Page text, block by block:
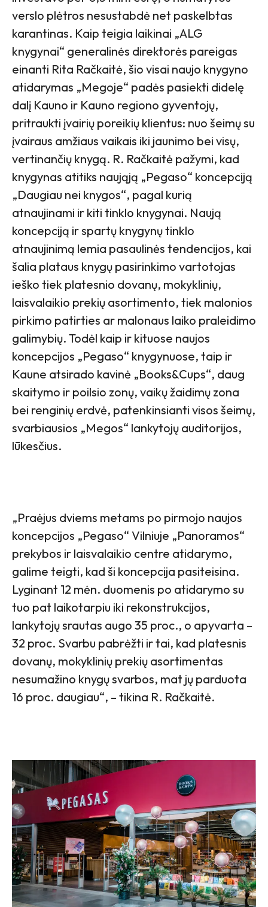
verslo plėtros nesustabdė net paskelbtas
karantinas. Kaip teigia laikinai „ALG
knygynai“ generalinės direktorės pareigas
einanti Rita Račkaitė, šio visai naujo knygyno
atidarymas „Megoje“ padės pasiekti didelę
dalį Kauno ir Kauno regiono gyventojų,
pritraukti įvairių poreikių klientus: nuo šeimų su
įvairaus amžiaus vaikais iki jaunimo bei visų,
vertinančių knygą. R. Račkaitė pažymi, kad
knygynas atitiks naująją „Pegaso“ koncepciją
„Daugiau nei knygos“, pagal kurią
atnaujinami ir kiti tinklo knygynai. Naują
koncepciją ir spartų knygynų tinklo
atnaujinimą lemia pasaulinės tendencijos, kai
šalia plataus knygų pasirinkimo vartotojas
ieško tiek platesnio dovanų, mokyklinių,
laisvalaikio prekių asortimento, tiek malonios
pirkimo patirties ar malonaus laiko praleidimo
galimybių. Todėl kaip ir kituose naujos
koncepcijos „Pegaso“ knygynuose, taip ir
Kaune atsirado kavinė „Books&Cups“, daug
skaitymo ir poilsio zonų, vaikų žaidimų zona
bei renginių erdvė, patenkinsianti visos šeimų,
svarbiausios „Megos“ lankytojų auditorijos,
lūkesčius.
„Praėjus dviems metams po pirmojo naujos
koncepcijos „Pegaso“ Vilniuje „Panoramos“
prekybos ir laisvalaikio centre atidarymo,
galime teigti, kad ši koncepcija pasiteisina.
Lyginant 12 mėn. duomenis po atidarymo su
tuo pat laikotarpiu iki rekonstrukcijos,
lankytojų srautas augo 35 proc., o apyvarta –
32 proc. Svarbu pabrėžti ir tai, kad platesnis
dovanų, mokyklinių prekių asortimentas
nesumažino knygų svarbos, mat jų parduota
16 proc. daugiau“, – tikina R. Račkaitė.